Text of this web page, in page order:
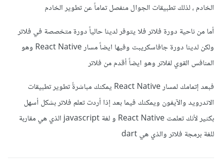
الخادم ، لذلك تطبيقات الجوال منفصل تماماً عن تطوير الخادم
أما من ناحية دورة فلاتر فلا يتوفر لدينا حالياً دورة متخصصة في فلاتر
ولكن لدينا دورة جافاسكريبت وفيها ايضاً مسار React Native وهو
المنافس القوي لفلاتر وهو ايضاً أقدم من فلاتر
فبعد إتمامك لمسار React Native يمكنك مباشرةً تطوير تطبيقات
الاندرويد والآيفون ويمكنك فيما بعد إذا أردت تعلم فلاتر بشكل أسهل
بكثير لأنك تعلمت React Native و لغة javascript الذي هي مقاربة
للغة برمجة فلاتر والذي هي dart